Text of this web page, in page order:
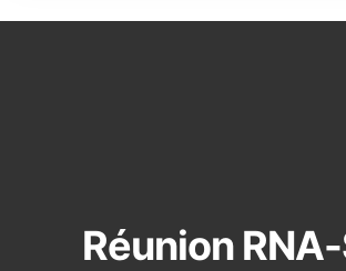
Réunion